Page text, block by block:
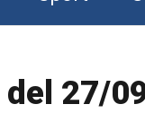
27/